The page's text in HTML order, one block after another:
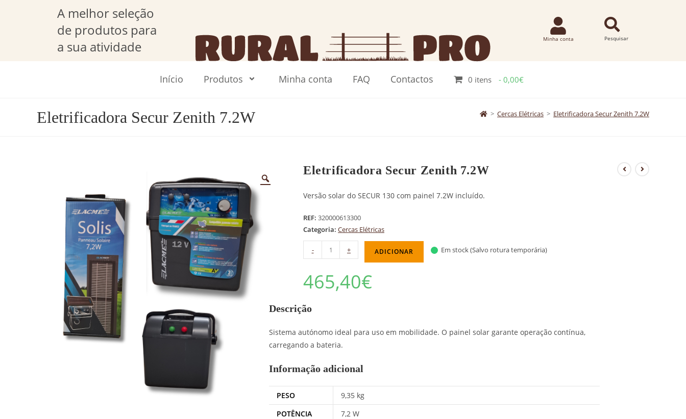
A melhor seleção
de produtos para
a sua atividade
Início Produtos Minha conta FAQ Contactos 0 itens 0,00€
Eletrificadora Secur Zenith 7.2W > Cercas Elétricas > Eletrificadora Secur Zenith 7.2W
Eletrificadora Secur Zenith 7.2W
Versão solar do SECUR 130 com painel 7.2W incluído.
REF: 320000613300
Categoria: Cercas Elétricas
- + ADICIONAR Em stock (Salvo rotura temporária)
465,40€
Descrição
Sistema autónomo ideal para uso em mobilidade. O painel solar garante operação contínua,
carregando a bateria.
Informação adicional
PESO
9,35 kg
POTÊNCIA
7,2 W